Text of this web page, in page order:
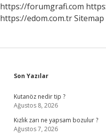
Etkiler
Mi
https://forumgrafi.com
https://edom.com.trSitemap
Sidebar
Son Yazılar
Kutanöz nedir tip ?
Ağustos 8, 2026
Kızlık zarı ne yapsam bozulur ?
Ağustos 7, 2026